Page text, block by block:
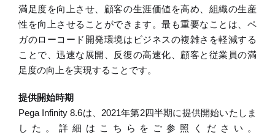
満足度を向上させ、顧客の生涯価値を高め、組織の生産
性を向上させることができます。最も重要なことは、ペ
ガのローコード開発環境はビジネスの複雑さを軽減する
ことで、迅速な展開、反復の高速化、顧客と従業員の満
足度の向上を実現することです。
提供開始時期
Pega Infinity 8.6は、2021年第2四半期に提供開始いたしま
した。詳細はこちらをご参照ください。